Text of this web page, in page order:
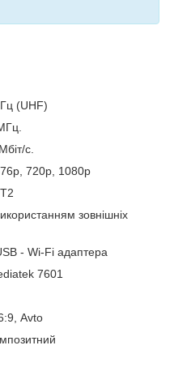
(UHF)
с.
720p, 1080p
зовнішніх
- Wi-Fi адаптера
7601
Avto